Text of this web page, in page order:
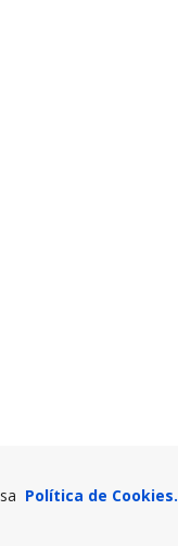
Política de Cookies.